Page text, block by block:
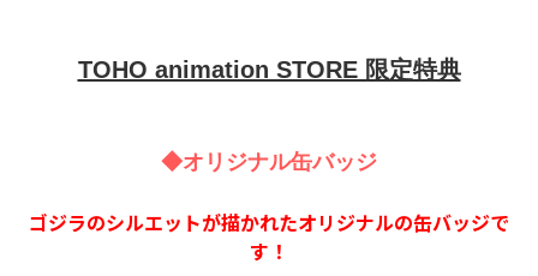
『ふつつかな悪女ではございますが ～雛宮蝶鼠と
TOHO animation STORE 限定特典
◆オリジナル缶バッジ
ゴジラのシルエットが描かれたオリジナルの缶バッジで
す！